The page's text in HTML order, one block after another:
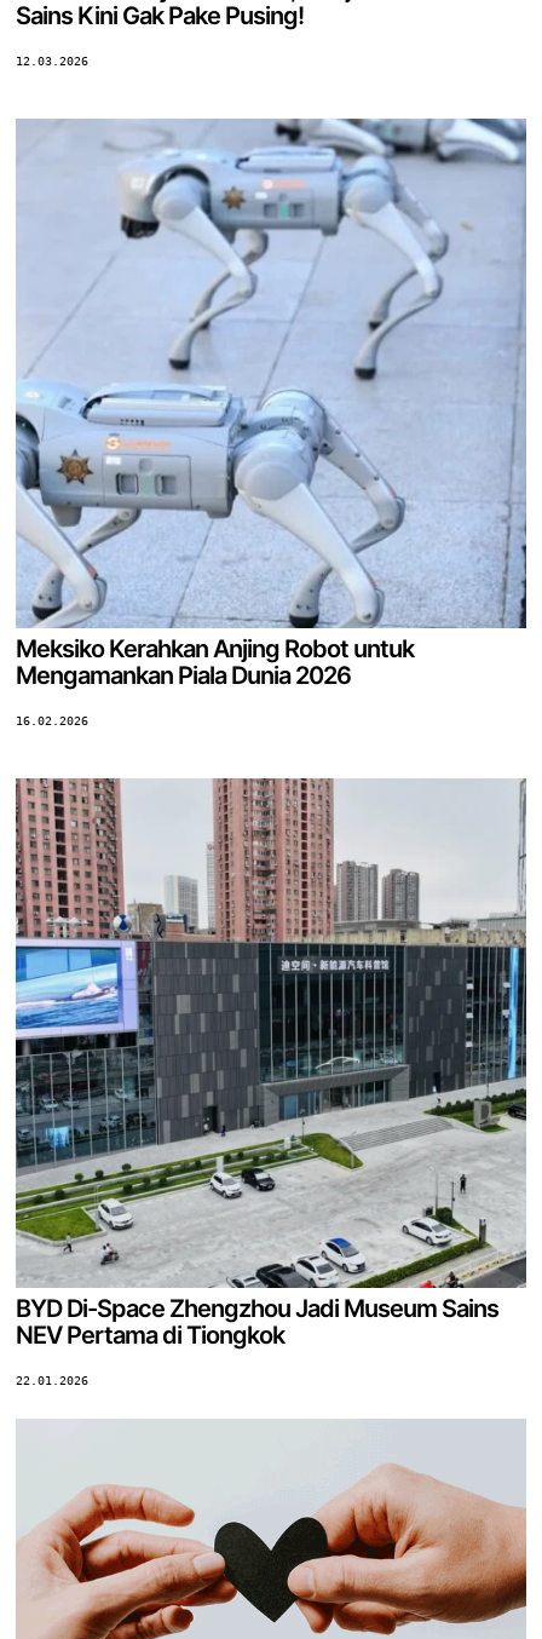
Sains Kini Gak Pake Pusing!
12.03.2026
Meksiko Kerahkan Anjing Robot untuk
Mengamankan Piala Dunia 2026
16.02.2026
BYD Di-Space Zhengzhou Jadi Museum Sains
NEV Pertama di Tiongkok
22.01.2026